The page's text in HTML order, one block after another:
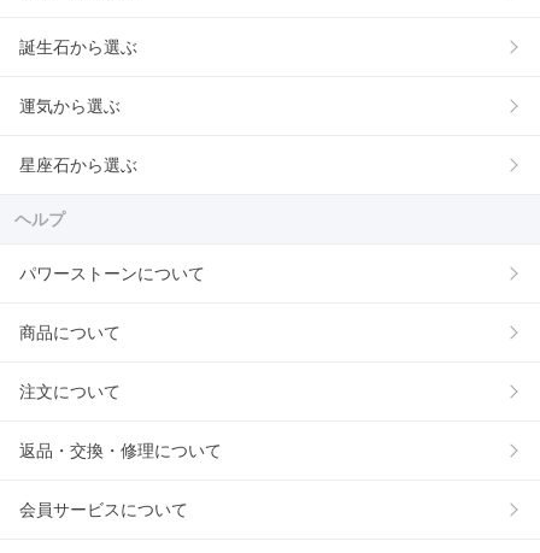
誕生石から選ぶ
運気から選ぶ
星座石から選ぶ
ヘルプ
パワーストーンについて
商品について
注文について
返品・交換・修理について
会員サービスについて